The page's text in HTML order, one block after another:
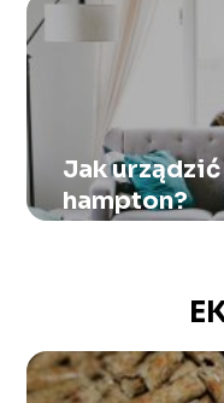
Jak
hampton?